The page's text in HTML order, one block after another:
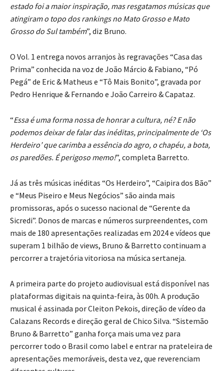
estado foi a maior inspiração, mas resgatamos músicas que
atingiram o topo dos rankings no Mato Grosso e Mato
Grosso do Sul também”, diz Bruno.
O Vol. 1 entrega novos arranjos às regravações “Casa das
Prima” conhecida na voz de João Márcio & Fabiano, “Pó
Pegá” de Eric & Matheus e “Tô Mais Bonito”, gravada por
Pedro Henrique & Fernando e João Carreiro & Capataz.
“Essa é uma forma nossa de honrar a cultura, né? E não
podemos deixar de falar das inéditas, principalmente de ‘Os
Herdeiro’ que carimba a essência do agro, o chapéu, a bota,
os paredões. É perigoso memo!”, completa Barretto.
Já as três músicas inéditas “Os Herdeiro”, “Caipira dos Bão”
e “Meus Piseiro e Meus Negócios” são ainda mais
promissoras, após o sucesso nacional de “Gerente da
Sicredi”. Donos de marcas e números surpreendentes, com
mais de 180 apresentações realizadas em 2024 e vídeos que
superam 1 bilhão de views, Bruno & Barretto continuam a
percorrer a trajetória vitoriosa na música sertaneja.
A primeira parte do projeto audiovisual está disponível nas
plataformas digitais na quinta-feira, às 00h. A produção
musical é assinada por Cleiton Pekois, direção de vídeo da
Calazans Records e direção geral de Chico Silva. “Sistemão
Bruno & Barretto” ganha força mais uma vez para
percorrer todo o Brasil como label e entrar na prateleira de
apresentações memoráveis, desta vez, que reverenciam